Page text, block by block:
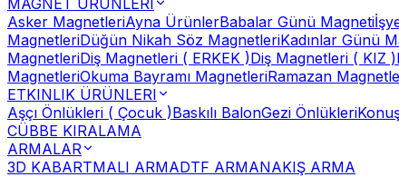
MAGNET ÜRÜNLERI
Asker MagnetleriAyna ÜrünlerBabalar Günü Magneti
MagnetleriDüğün Nikah Söz MagnetleriKadınlar Günü
MagnetleriDiş Magnetleri ( ERKEK )Diş Magnetleri ( KIZ )
MagnetleriOkuma Bayramı MagnetleriRamazan
ETKINLIK ÜRÜNLERI
Aşçı Önlükleri ( Çocuk )Baskılı BalonGezi Önlükleri
CÜBBE KIRALAMA
ARMALAR
3D KABARTMALI ARMADTF ARMANAKIŞ ARMA